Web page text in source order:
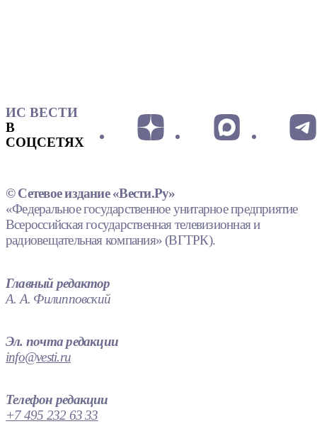
ИС ВЕСТИ
В
СОЦСЕТЯХ
© Сетевое издание «Вести.Ру»
«Федеральное государственное унитарное предприятие
Всероссийская государственная телевизионная и
радиовещательная компания» (ВГТРК).
Главный редактор
А. А. Филипповский
Эл. почта редакции
info@vesti.ru
Телефон редакции
+7 495 232 63 33